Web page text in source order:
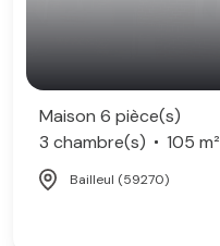
Maison 6 pièce(s)
3 chambre(s)
105 m²
Bailleul (59270)